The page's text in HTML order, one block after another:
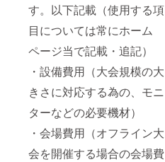
す。以下記載（使用する項
目については常にホーム
ページ当で記載・追記）
・設備費用（大会規模の大
きさに対応する為の、モニ
ターなどの必要機材）
・会場費用（オフライン大
会を開催する場合の会場費